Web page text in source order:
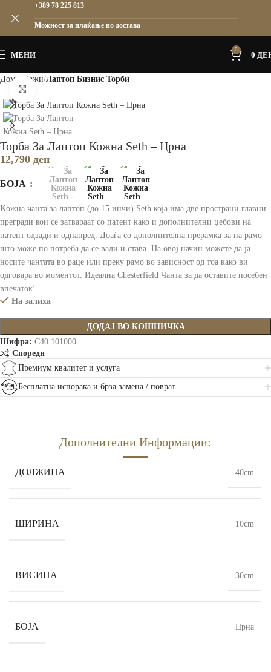
МЕНИ
0
0
Дома Мажи Лаптоп Бизнис Торби
Торба За Лаптоп Кожна Seth – Црна
12,790 ден
БОЈА
Kожна чанта за лаптоп (до 15 инчи) Seth која има две пространи главни
прегради кои се затвараат со патент како и дополнителни џебови на
патент одзади и однапред. Доаѓа со дополнителна прерамка за на рамо
што може по потреба да се вади и става. На овој начин можете да ја
носите чантата во раце или преку рамо во зависност од тоа како ви
одговара во моментот. Идеална Chesterfield Чанта за да оставите посебен
впечаток!
На залиха
ДОДАЈ ВО КОШНИЧКА
Шифра: C40.101000
Спореди
Премиум квалитет и услуга
Бесплатна испорака и брза замена / поврат
Дополнителни Информации:
ДОЛЖИНА 40cm
ШИРИНА 10cm
ВИСИНА 30cm
БОЈА Црна
+389 78 225 813
Можност за плаќање по достава